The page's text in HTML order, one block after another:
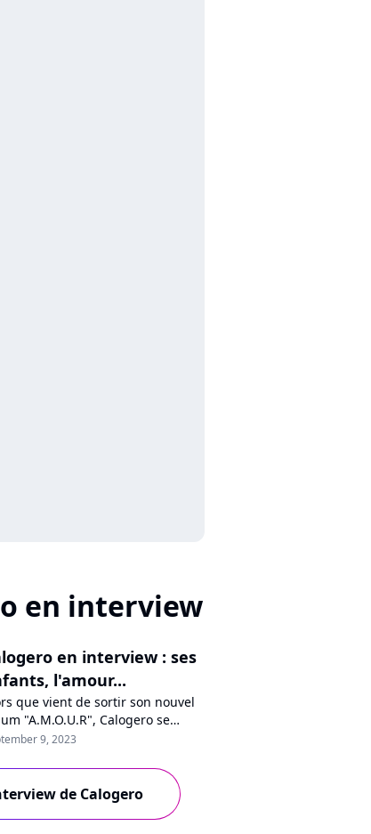
en interview
en interview : ses
l'amour...
que vient de sortir son nouvel
"A.M.O.U.R", Calogero se
à Purecharts sur la pression,
l'avenir, les médias, les maisons
ou encore ses enfants
chantent sur quelques titres.
9, 2023
de Calogero